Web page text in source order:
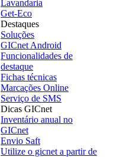
Lavandaria
Get-Eco
Destaques
Soluções
GICnet Android
Funcionalidades de
destaque
Fichas técnicas
Marcações Online
Serviço de SMS
Dicas GICnet
Inventário anual no
GICnet
Envio Saft
Utilize o gicnet a partir de